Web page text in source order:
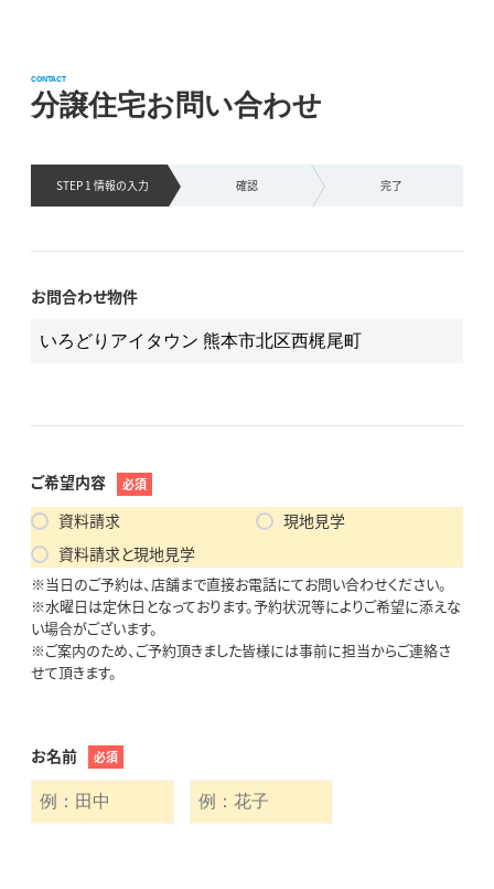
分譲住宅お問い合わせ
CONTACT
STEP 1 情報の入力 確認 完了
お問合わせ物件
ご希望内容 必須
資料請求
現地見学
資料請求と現地見学
※当日のご予約は、店舗まで直接お電話にてお問い合わせください。
※水曜日は定休日となっております。予約状況等によりご希望に添えな
い場合がございます。
※ご案内のため、ご予約頂きました皆様には事前に担当からご連絡さ
せて頂きます。
お名前 必須